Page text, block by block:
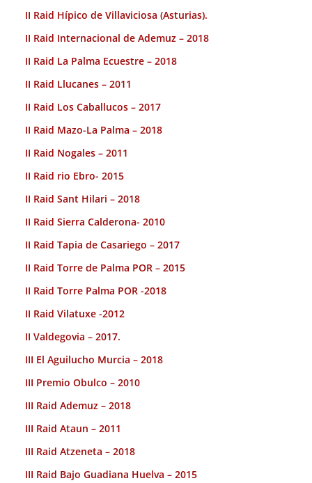
II Raid Hípico de Villaviciosa (Asturias).
II Raid Internacional de Ademuz – 2018
II Raid La Palma Ecuestre – 2018
II Raid Llucanes – 2011
II Raid Los Caballucos – 2017
II Raid Mazo-La Palma – 2018
II Raid Nogales – 2011
II Raid rio Ebro- 2015
II Raid Sant Hilari – 2018
II Raid Sierra Calderona- 2010
II Raid Tapia de Casariego – 2017
II Raid Torre de Palma POR – 2015
II Raid Torre Palma POR -2018
II Raid Vilatuxe -2012
II Valdegovia – 2017.
III El Aguilucho Murcia – 2018
III Premio Obulco – 2010
III Raid Ademuz – 2018
III Raid Ataun – 2011
III Raid Atzeneta – 2018
III Raid Bajo Guadiana Huelva – 2015